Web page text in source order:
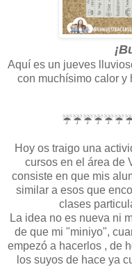
Aquí es un jueves
con muchísimo calor y
☔☔☔☔☔☔
Hoy os traigo una
cursos en el área de
consiste en que mis
similar a esos que
clases
La idea no es nueva ni
de que mi "miniyo",
empezó a hacerlos , de
los suyos de hace ya